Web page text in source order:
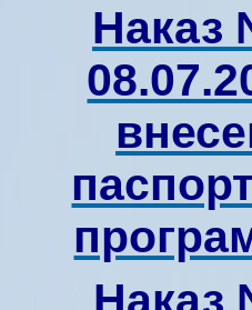
Наказ